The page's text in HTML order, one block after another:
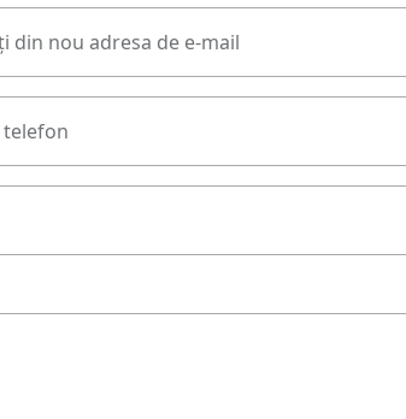
din nou adresa de e-mail